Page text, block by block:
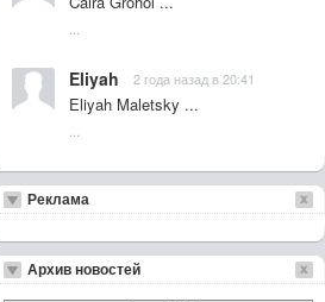
Eliyah 2 года назад в 20:41
Eliyah Maletsky ...
Реклама
Архив новостей